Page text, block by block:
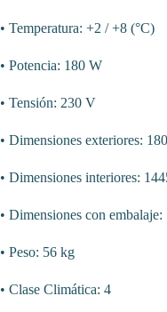
• Temperatura: +2 / +8 (°C)
• Potencia: 180 W
• Tensión: 230 V
• Dimensiones exteriores:
• Dimensiones interiores:
• Dimensiones con
• Peso: 56 kg
• Clase Climática: 4